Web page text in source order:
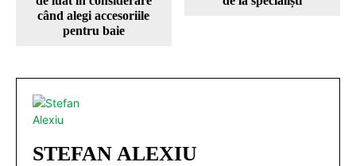
când alegi accesoriile
pentru baie
STEFAN ALEXIU